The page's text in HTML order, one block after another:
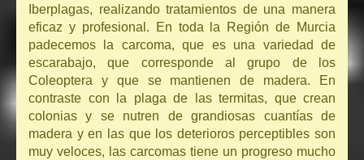
Iberplagas, realizando tratamientos de una manera
eficaz y profesional. En toda la Región de Murcia
padecemos la carcoma, que es una variedad de
escarabajo, que corresponde al grupo de los
Coleoptera y que se mantienen de madera. En
contraste con la plaga de las termitas, que crean
colonias y se nutren de grandiosas cuantías de
madera y en las que los deterioros perceptibles son
muy veloces, las carcomas tiene un progreso mucho